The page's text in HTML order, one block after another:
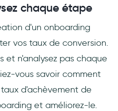
chaque étape
d'un onboarding
vos taux de conversion.
et n'analysez pas chaque
vous savoir comment
taux d'achèvement de
et améliorez-le.